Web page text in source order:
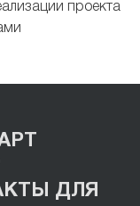
проекта
ДЛЯ